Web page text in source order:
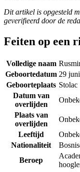
Dit artikel is opgesteld
geverifieerd door de
Feiten op een
Volledige naam
Geboortedatum 29
Geboorteplaats Stolac
Datum van
overlijden
Plaats van
overlijden
Leeftijd
Nationaliteit
Beroep